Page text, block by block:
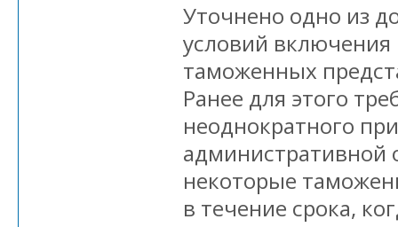
Уточнено одно из
условий
таможенных
Ранее для этого
неоднократного
административной
некоторые
в течение срока,